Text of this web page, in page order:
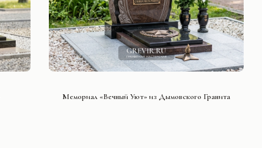
Мемориал «Вечный Уют» из Дымовского Гранита